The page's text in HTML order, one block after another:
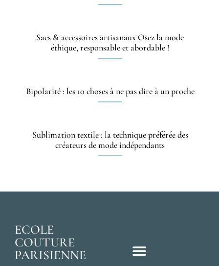
Sacs & accessoires artisanaux Osez la mode
éthique, responsable et abordable !
Bipolarité : les 10 choses à ne pas dire à un proche
Sublimation textile : la technique préférée des
créateurs de mode indépendants
ECOLE
COUTURE
PARISIENNE